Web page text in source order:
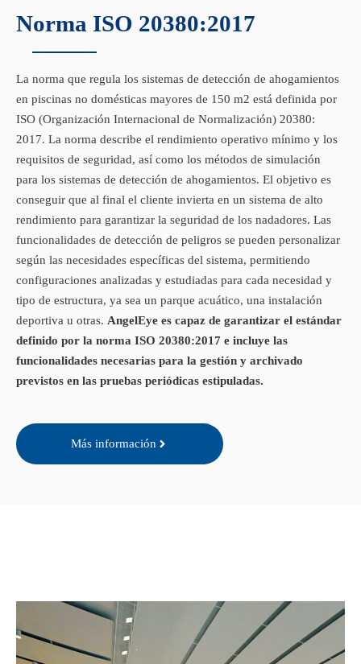
Norma ISO 20380:2017
La norma que regula los sistemas de detección de ahogamientos
en piscinas no domésticas mayores de 150 m2 está definida por
ISO (Organización Internacional de Normalización) 20380:
2017. La norma describe el rendimiento operativo mínimo y los
requisitos de seguridad, así como los métodos de simulación
para los sistemas de detección de ahogamientos. El objetivo es
conseguir que al final el cliente invierta en un sistema de alto
rendimiento para garantizar la seguridad de los nadadores. Las
funcionalidades de detección de peligros se pueden personalizar
según las necesidades específicas del sistema, permitiendo
configuraciones analizadas y estudiadas para cada necesidad y
tipo de estructura, ya sea un parque acuático, una instalación
deportiva u otras. AngelEye es capaz de garantizar el estándar
definido por la norma ISO 20380:2017 e incluye las
funcionalidades necesarias para la gestión y archivado
previstos en las pruebas periódicas estipuladas.
Más información